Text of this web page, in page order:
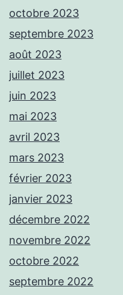
octobre 2023
septembre 2023
août 2023
juillet 2023
juin 2023
mai 2023
avril 2023
mars 2023
février 2023
janvier 2023
décembre 2022
novembre 2022
octobre 2022
septembre 2022